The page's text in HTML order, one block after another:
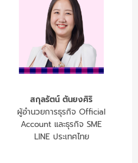
สกุลรัตน์ ตันยงศิริ
ผู้อำนวยการธุรกิจ Official
Account และธุรกิจ SME
LINE ประเทศไทย